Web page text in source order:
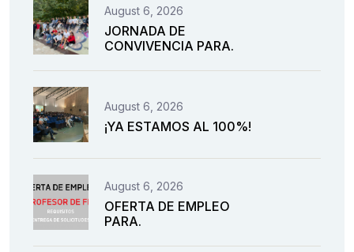
August 6, 2026
JORNADA DE
CONVIVENCIA PARA.
August 6, 2026
¡YA ESTAMOS AL 100%!
August 6, 2026
OFERTA DE EMPLEO
PARA.